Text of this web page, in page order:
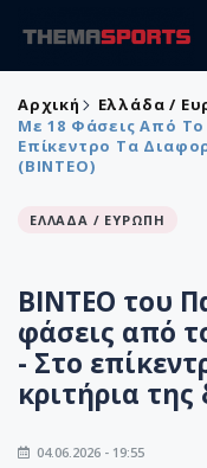
Αρχική Ελλάδα /
Με 18 Φάσεις Από
Επίκεντρο Τα
(ΒΙΝΤΕΟ)
ΕΛΛΑΔΑ / ΕΥΡΩΠΗ
ΒΙΝΤΕΟ του
φάσεις από
- Στο
κριτήρια
04.06.2026 - 19:55